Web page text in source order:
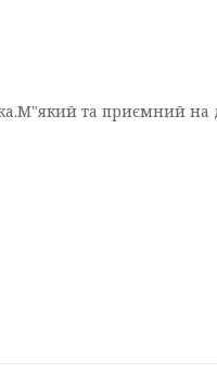
та приємний на